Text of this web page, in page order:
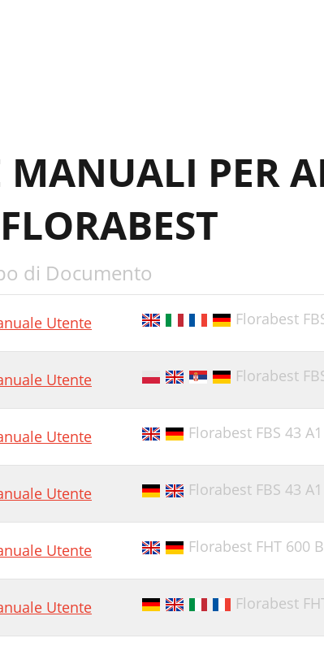
PER
di Documento
Utente Florabest
Utente Florabest
Utente Florabest FBS 43
Utente Florabest FBS 43
Utente Florabest FHT 600
Utente Florabest